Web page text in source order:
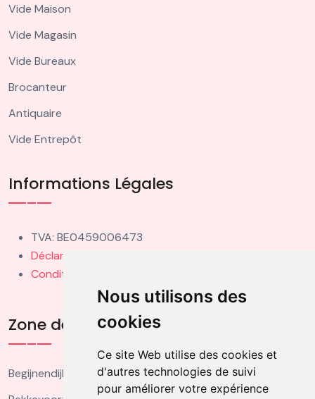
Nous utilisons des
cookies
Ce site Web utilise des cookies et
d'autres technologies de suivi
pour améliorer votre expérience
Vide Maison
Vide Magasin
Vide Bureaux
Brocanteur
Antiquaire
Vide Entrepôt
Informations Légales
TVA: BE0459006473
Déclaration de Confidentialité
Conditions d'Utilisation
Zone de Couverture
Begijnendijk